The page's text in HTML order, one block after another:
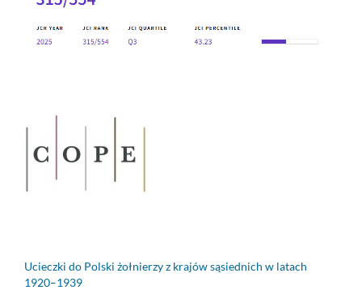
Ucieczki do Polski żołnierzy z krajów sąsiednich w latach
1920–1939